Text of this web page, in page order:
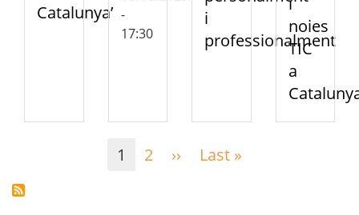
Catalunya’ -
17:30
i
professionalment
noies
TIC
a
1 2 ›› Pàgina
Last »